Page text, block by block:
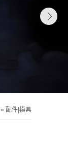
» 配件|模具